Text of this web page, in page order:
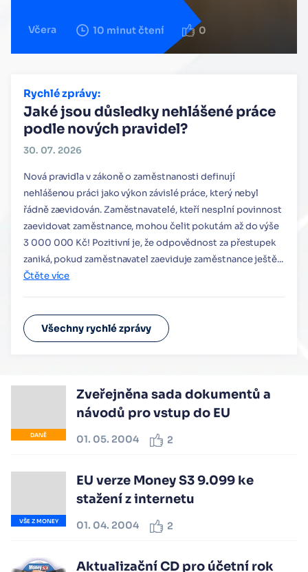
Včera 10 minut čtení 0
Rychlé zprávy:
Jaké jsou důsledky nehlášené práce
podle nových pravidel?
30. 07. 2026
Nová pravidla v zákoně o zaměstnanosti definují
nehlášenou práci jako výkon závislé práce, který nebyl
řádně zaevidován. Zaměstnavatelé, kteří nesplní povinnost
zaevidovat zaměstnance, mohou čelit pokutám až do výše
3 000 000 Kč! Pozitivní je, že odpovědnost za přestupek
zaniká, pokud zaměstnavatel zaeviduje zaměstnance ještě...
Čtěte více
Všechny rychlé zprávy
DANĚ
Zveřejněna sada dokumentů a
návodů pro vstup do EU
01. 05. 2004 2
VŠE Z MONEY
EU verze Money S3 9.099 ke
stažení z internetu
01. 04. 2004 2
Aktualizační CD pro účetní rok